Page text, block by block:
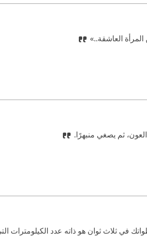
العاشقة..»
ثم يصغي منبهرًا.
في ثلاث ثوان هو ذاته عدد الكيلومترات